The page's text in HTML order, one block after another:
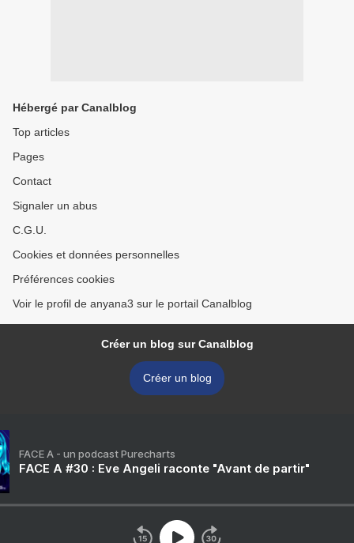
Hébergé par Canalblog
Top articles
Pages
Contact
Signaler un abus
C.G.U.
Cookies et données personnelles
Préférences cookies
Voir le profil de anyana3 sur le portail Canalblog
Créer un blog sur Canalblog
Créer un blog
FACE A - un podcast Purecharts
FACE A #30 : Eve Angeli raconte "Avant de partir"